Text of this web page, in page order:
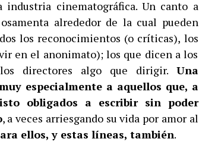
cinematográfica. Un canto a
alrededor de la cual pueden
los reconocimientos (o críticas), los
en el anonimato); los que dicen a los
directores algo que dirigir. Una
especialmente a aquellos que, a
obligados a escribir sin poder
, a veces arriesgando su vida por amor al
ellos, y estas líneas, también.